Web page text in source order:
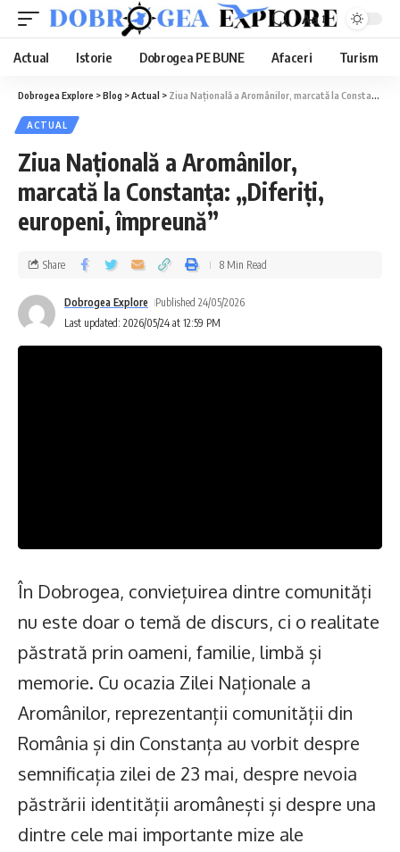
Aa
Actual Istorie Dobrogea PE BUNE Afaceri Turism
Dobrogea Explore >Blog >Actual > Ziua Națională a Aromânilor, marcată la Constanța: „Diferiți, europeni, împreună”
ACTUAL
Ziua Națională a Aromânilor,
marcată la Constanța: „Diferiți,
europeni, împreună”
Last updated: 2026/05/24 at 12:59 PM
Dobrogea Explore Published 24/05/2026
Share 8 Min Read
În Dobrogea, conviețuirea dintre comunități
nu este doar o temă de discurs, ci o realitate
păstrată prin oameni, familie, limbă și
memorie. Cu ocazia Zilei Naționale a
Aromânilor, reprezentanții comunității din
România și din Constanța au vorbit despre
semnificația zilei de 23 mai, despre nevoia
păstrării identității aromânești și despre una
dintre cele mai importante mize ale